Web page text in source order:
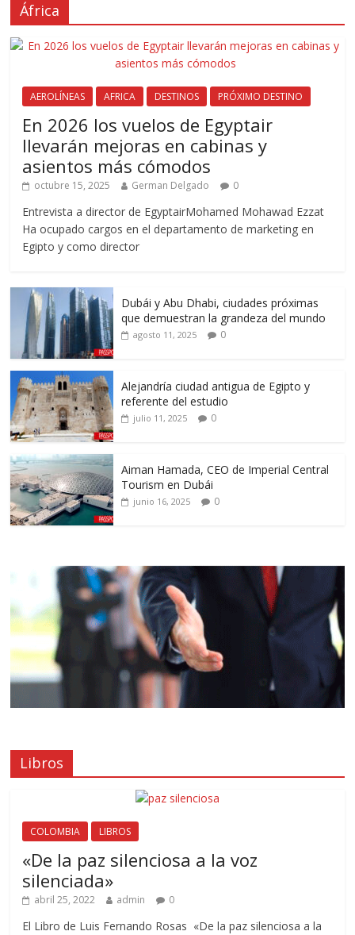
África
AEROLÍNEAS AFRICA DESTINOS PRÓXIMO DESTINO
En 2026 los vuelos de Egyptair
llevarán mejoras en cabinas y
asientos más cómodos
octubre 15, 2025 German Delgado 0
Entrevista a director de EgyptairMohamed Mohawad Ezzat
Ha ocupado cargos en el departamento de marketing en
Egipto y como director
Dubái y Abu Dhabi, ciudades próximas
que demuestran la grandeza del mundo
agosto 11, 2025 0
Alejandría ciudad antigua de Egipto y
referente del estudio
julio 11, 2025 0
Aiman Hamada, CEO de Imperial Central
Tourism en Dubái
junio 16, 2025 0
Libros
COLOMBIA LIBROS
«De la paz silenciosa a la voz
silenciada»
abril 25, 2022 admin 0
El Libro de Luis Fernando Rosas «De la paz silenciosa a la